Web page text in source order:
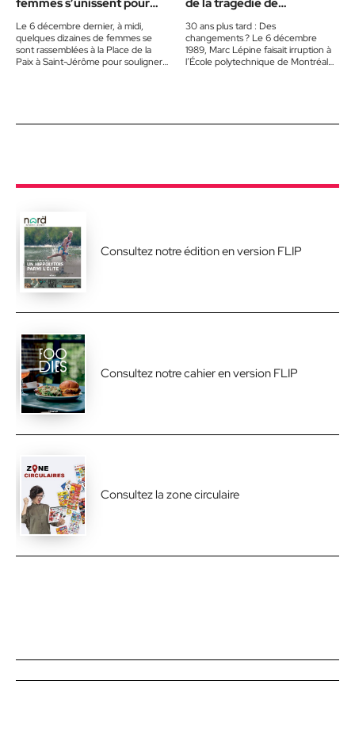
femmes s’unissent pour
Le 6 décembre dernier, à midi,
quelques dizaines de femmes se
sont rassemblées à la Place de la
Paix à Saint-Jérôme pour souligner
de la tragédie de
30 ans plus tard : Des
changements ? Le 6 décembre
1989, Marc Lépine faisait irruption à
l’École polytechnique de Montréal
Consultez notre édition en version FLIP
Consultez notre cahier en version FLIP
Consultez la zone circulaire